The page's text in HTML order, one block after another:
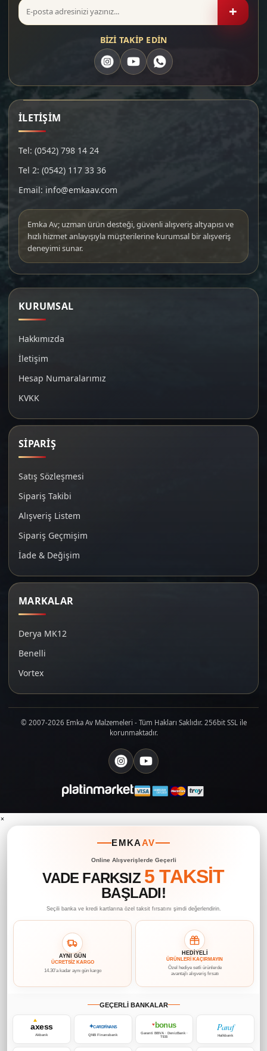
+
BİZİ TAKİP EDİN
İLETİŞİM
Tel: (0542) 798 14 24
Tel 2: (0542) 117 33 36
Email: info@emkaav.com
Emka Av; uzman ürün desteği, güvenli alışveriş altyapısı ve
hızlı hizmet anlayışıyla müşterilerine kurumsal bir alışveriş
deneyimi sunar.
KURUMSAL
Hakkımızda
İletişim
Hesap Numaralarımız
KVKK
SİPARİŞ
Satış Sözleşmesi
Sipariş Takibi
Alışveriş Listem
Sipariş Geçmişim
İade & Değişim
MARKALAR
Derya MK12
Benelli
Vortex
© 2007-2026 Emka Av Malzemeleri - Tüm Hakları Saklıdır. 256bit SSL ile
korunmaktadır.
×
EMKAAV
Online Alışverişlerde Geçerli
VADE FARKSIZ 5 TAKSİT
BAŞLADI!
Seçili banka ve kredi kartlarına özel taksit fırsatını şimdi değerlendirin.
AYNI GÜN
ÜCRETSİZ KARGO
14.30’a kadar aynı gün kargo
HEDİYELİ
ÜRÜNLERİ KAÇIRMAYIN
Özel hediye setli ürünlerde
avantajlı alışveriş fırsatı
GEÇERLİ BANKALAR
axess
Akbank
✦CARDFİNANS
QNB Finansbank
♥bonus
Garanti BBVA · DenizBank ·
TEB
Paraf
Halkbank